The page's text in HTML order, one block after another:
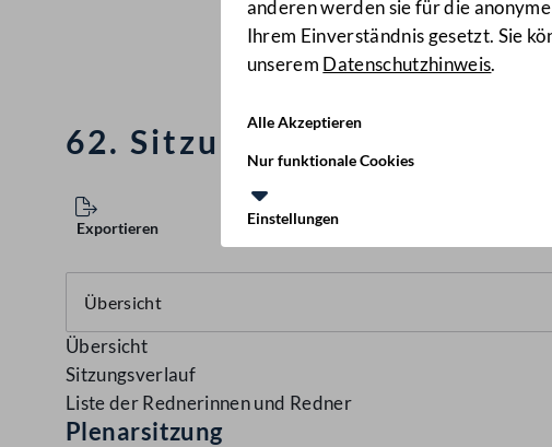
anderen werden sie für die
Ihrem Einverständnis gesetzt. Sie
unserem Datenschutzhinweis.
Alle Akzeptieren
Nur funktionale Cookies
Einstellungen
62. Sitzung des
Exportieren
Übersicht
Sitzungsverlauf
Liste der Rednerinnen und Redner
Plenarsitzung